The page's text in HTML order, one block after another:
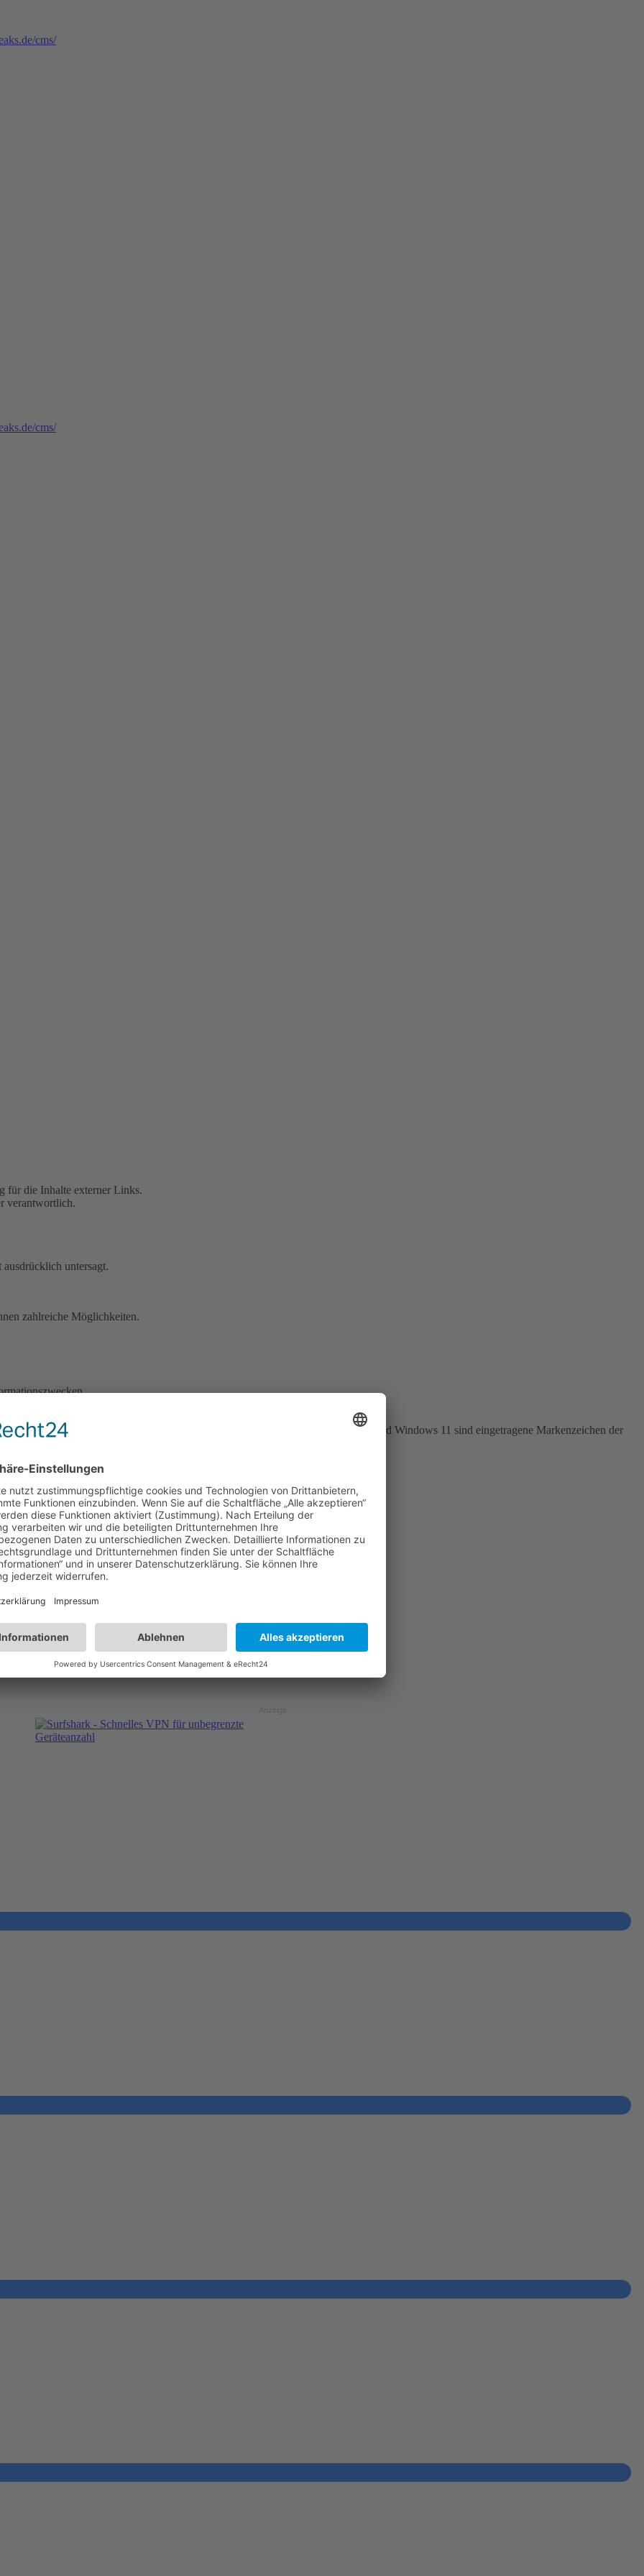
für die Inhalte externer Links.
verantwortlich.
untersagt.
zahlreiche Möglichkeiten.
ME, Windows NT, Windows XP,Windows Vista, Windows 8, Windows 10 und Windows 11 sind eingetragene Markenzeichen der
Anzeige